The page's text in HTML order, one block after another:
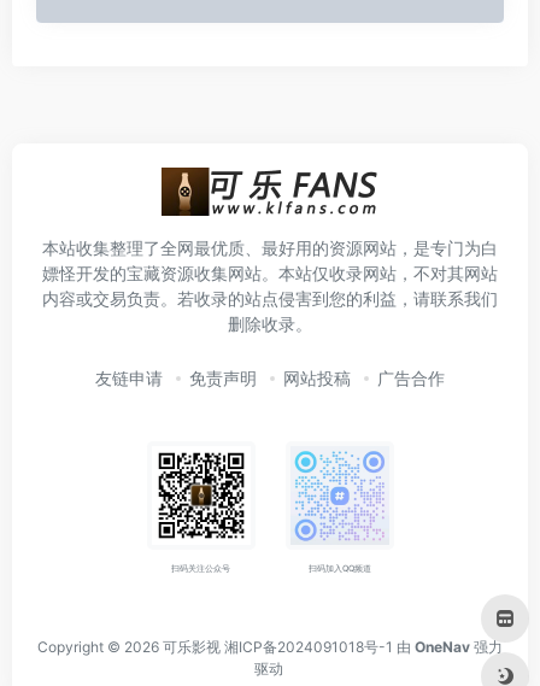
本站收集整理了全网最优质、最好用的资源网站，是专门为白
嫖怪开发的宝藏资源收集网站。本站仅收录网站，不对其网站
内容或交易负责。若收录的站点侵害到您的利益，请联系我们
删除收录。
友链申请 免责声明 网站投稿 广告合作
扫码关注公众号 扫码加入QQ频道
Copyright © 2026 可乐影视 湘ICP备2024091018号-1 由 OneNav 强力
驱动